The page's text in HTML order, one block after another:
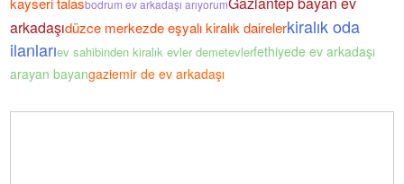
bodrum ev arkadaşı arıyorum
arkadaşıdüzce merkezde eşyalı kiralık dairelerkiralık oda
ilanlarıev sahibinden kiralık evler demetevlerfethiyede ev arkadaşı
arayan bayangaziemir de ev arkadaşı